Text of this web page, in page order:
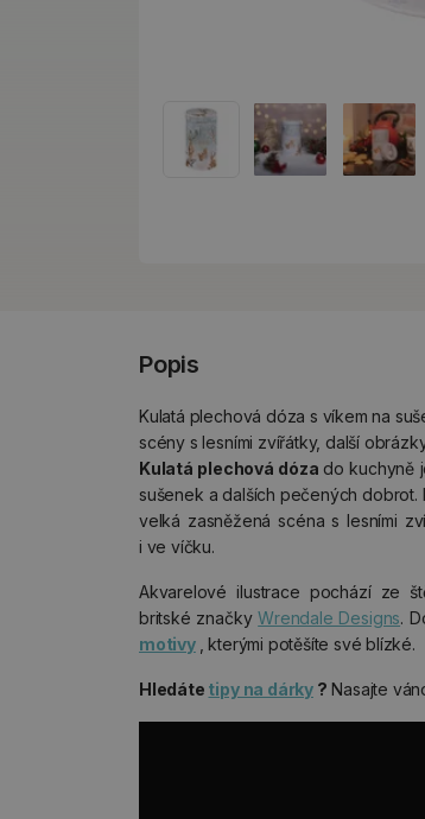
Popis
Kulatá plechová dóza s víkem na
scény s lesními zvířátky, další
Kulatá plechová dóza do kuchyně
sušenek a dalších pečených dobrot.
velká zasněžená scéna s lesními
i ve víčku.
Akvarelové ilustrace pochází ze
britské značkyWrendale Designs.
motivy , kterými potěšíte své blízké.
Hledáte tipy na dárky? Nasajte